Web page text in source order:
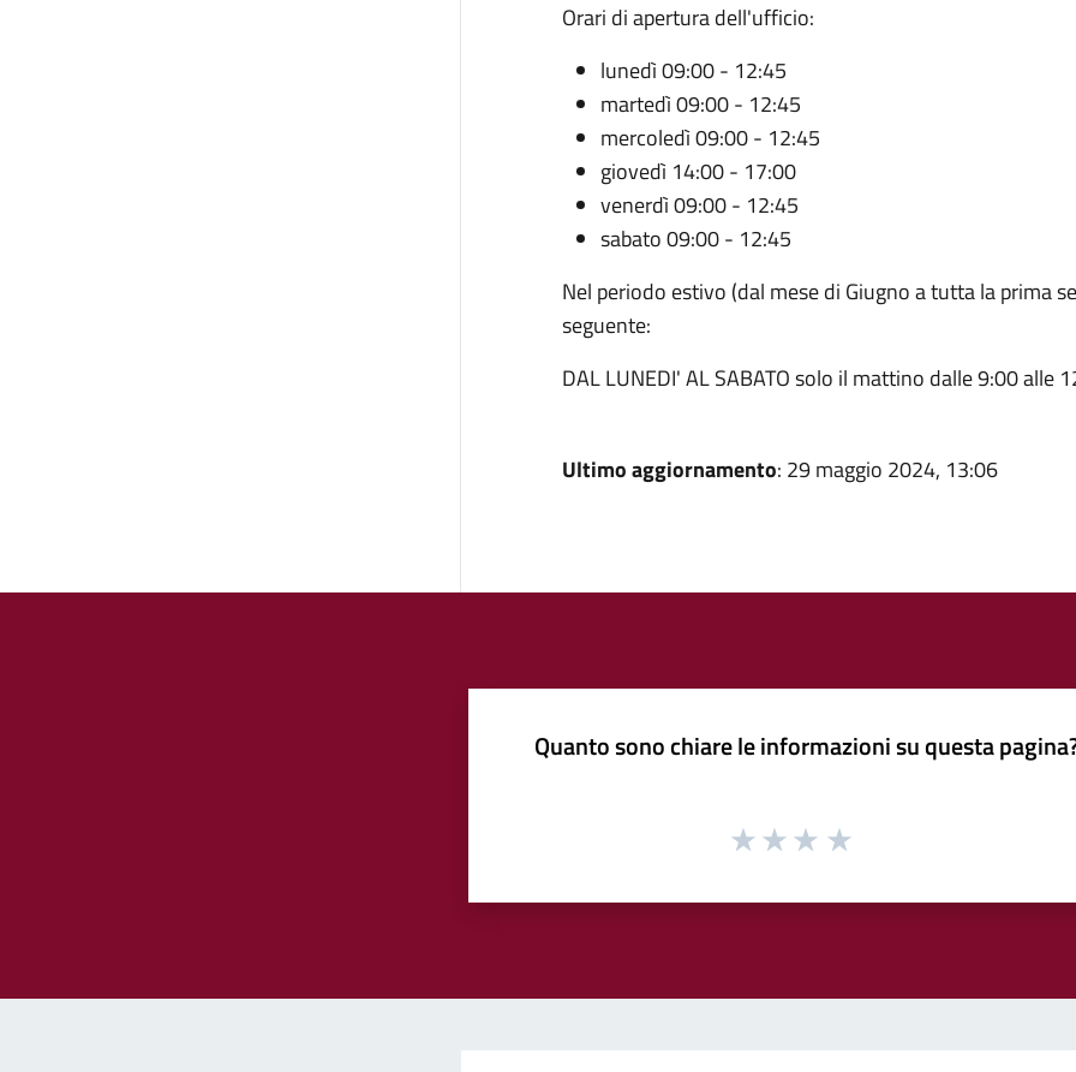
Orari di apertura dell'ufficio:
lunedì 09:00 - 12:45
martedì 09:00 - 12:45
mercoledì 09:00 - 12:45
giovedì 14:00 - 17:00
venerdì 09:00 - 12:45
sabato 09:00 - 12:45
Nel periodo estivo (dal mese di Giugno a tutta la prima
seguente:
DAL LUNEDI' AL SABATO solo il mattino dalle 9:00 alle
Ultimo aggiornamento: 29 maggio 2024, 13:06
Quanto sono chiare le informazioni su questa